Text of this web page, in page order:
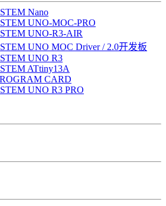
Nano
UNO-MOC-PRO
UNO-R3-AIR
UNO MOC Driver / 2.0开发板
UNO R3
ATtiny13A
CARD
UNO R3 PRO